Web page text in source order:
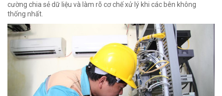
cường chia sẻ dữ liệu và làm rõ cơ chế xử lý khi các bên không
thống nhất.